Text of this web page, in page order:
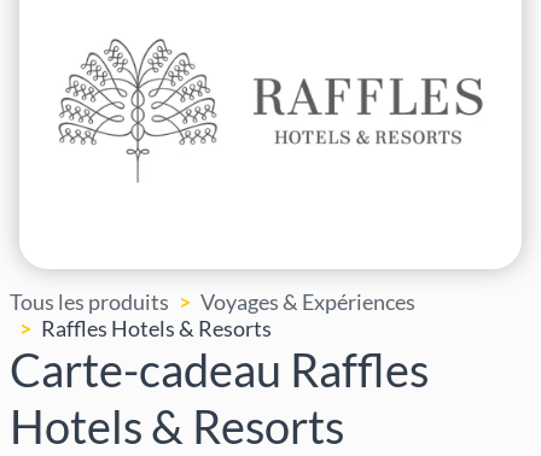
Tous les produits
Voyages & Expériences
Raffles Hotels & Resorts
Carte-cadeau Raffles
Hotels & Resorts